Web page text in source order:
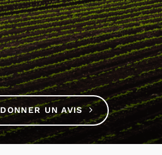
DONNER UN AVIS